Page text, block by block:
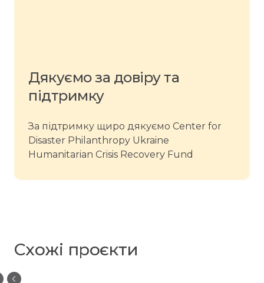
Дякуємо за довіру та
підтримку
За підтримку щиро дякуємо Center for
Disaster Philanthropy Ukraine
Humanitarian Crisis Recovery Fund
Схожі проєкти